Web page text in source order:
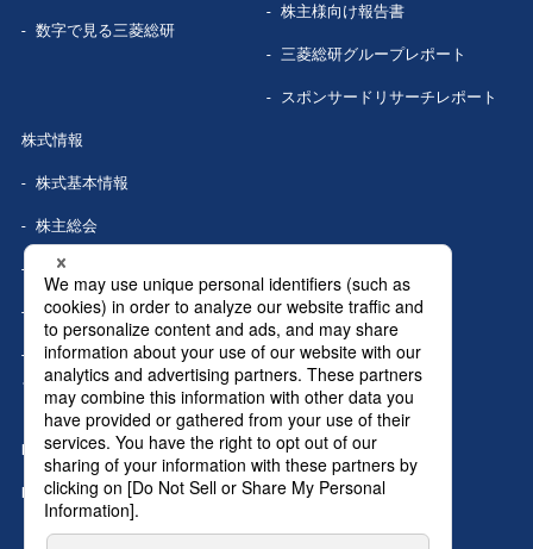
数字で見る三菱総研
株主様向け報告書
三菱総研グループレポート
スポンサードリサーチレポート
株式情報
株式基本情報
株主総会
株式事務手続き
配当情報
株価情報（Yahoo!ファイナン
ス）
IRカレンダー IRニュース
MRIグランドトップへ